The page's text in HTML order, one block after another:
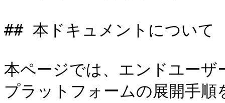
## 本ドキュメントについて
本ページでは、エンドユー
プラットフォームの展開手